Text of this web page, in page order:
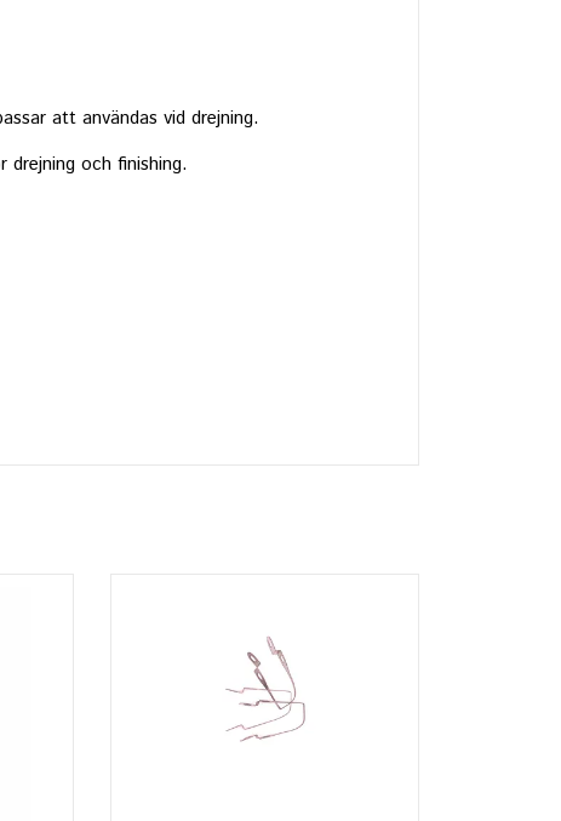
att användas vid drejning.
drejning och finishing.